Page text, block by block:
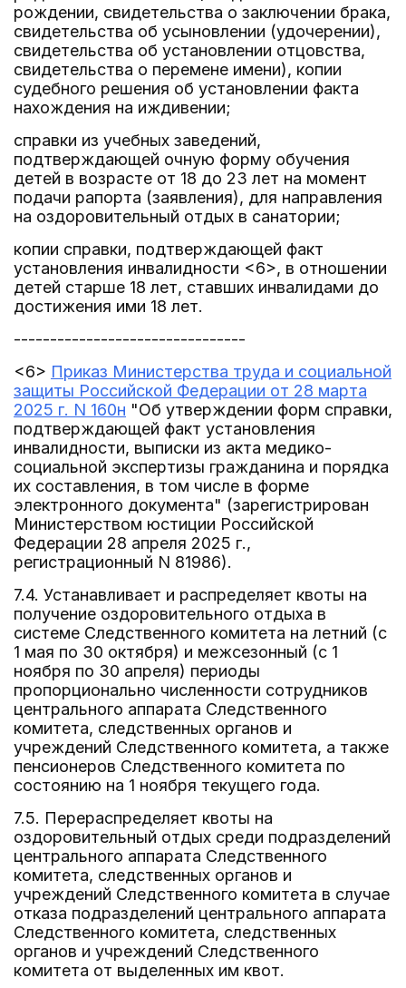
рождении, свидетельства о заключении брака,
свидетельства об усыновлении (удочерении),
свидетельства об установлении отцовства,
свидетельства о перемене имени), копии
судебного решения об установлении факта
нахождения на иждивении;
справки из учебных заведений,
подтверждающей очную форму обучения
детей в возрасте от 18 до 23 лет на момент
подачи рапорта (заявления), для направления
на оздоровительный отдых в санатории;
копии справки, подтверждающей факт
установления инвалидности <6>, в отношении
детей старше 18 лет, ставших инвалидами до
достижения ими 18 лет.
--------------------------------
<6> Приказ Министерства труда и социальной
защиты Российской Федерации от 28 марта
2025 г. N 160н "Об утверждении форм справки,
подтверждающей факт установления
инвалидности, выписки из акта медико-
социальной экспертизы гражданина и порядка
их составления, в том числе в форме
электронного документа" (зарегистрирован
Министерством юстиции Российской
Федерации 28 апреля 2025 г.,
регистрационный N 81986).
7.4. Устанавливает и распределяет квоты на
получение оздоровительного отдыха в
системе Следственного комитета на летний (с
1 мая по 30 октября) и межсезонный (с 1
ноября по 30 апреля) периоды
пропорционально численности сотрудников
центрального аппарата Следственного
комитета, следственных органов и
учреждений Следственного комитета, а также
пенсионеров Следственного комитета по
состоянию на 1 ноября текущего года.
7.5. Перераспределяет квоты на
оздоровительный отдых среди подразделений
центрального аппарата Следственного
комитета, следственных органов и
учреждений Следственного комитета в случае
отказа подразделений центрального аппарата
Следственного комитета, следственных
органов и учреждений Следственного
комитета от выделенных им квот.